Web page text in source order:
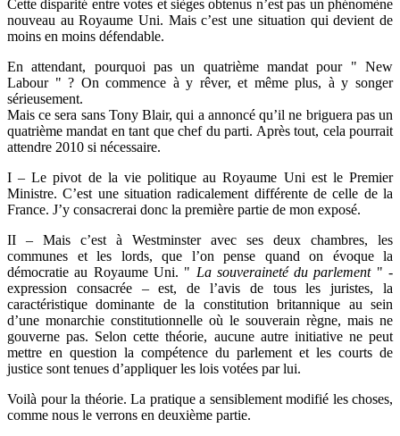
Cette disparité entre votes et sièges obtenus n’est pas un phénomène
nouveau au Royaume Uni. Mais c’est une situation qui devient de
moins en moins défendable.
En attendant, pourquoi pas un quatrième mandat pour " New
Labour " ? On commence à y rêver, et même plus, à y songer
sérieusement.
Mais ce sera sans Tony Blair, qui a annoncé qu’il ne briguera pas un
quatrième mandat en tant que chef du parti. Après tout, cela pourrait
attendre 2010 si nécessaire.
I – Le pivot de la vie politique au Royaume Uni est le Premier
Ministre. C’est une situation radicalement différente de celle de la
France. J’y consacrerai donc la première partie de mon exposé.
II – Mais c’est à Westminster avec ses deux chambres, les
communes et les lords, que l’on pense quand on évoque la
démocratie au Royaume Uni. " La souveraineté du parlement" -
expression consacrée – est, de l’avis de tous les juristes, la
caractéristique dominante de la constitution britannique au sein
d’une monarchie constitutionnelle où le souverain règne, mais ne
gouverne pas. Selon cette théorie, aucune autre initiative ne peut
mettre en question la compétence du parlement et les courts de
justice sont tenues d’appliquer les lois votées par lui.
Voilà pour la théorie. La pratique a sensiblement modifié les choses,
comme nous le verrons en deuxième partie.